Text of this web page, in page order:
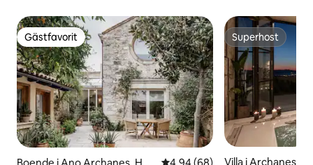
Gästfavorit
Gästfavorit Superhost
Superhost
Villa i Archanes